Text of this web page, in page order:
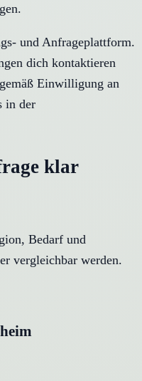
und Anfrageplattform.
dich kontaktieren
Einwilligung an
in der
klar
Bedarf und
vergleichbar werden.